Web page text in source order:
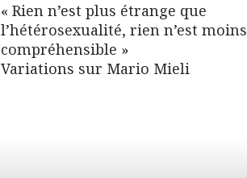
« Rien n’est plus étrange que
l’hétérosexualité, rien n’est moins
compréhensible »
Variations sur Mario Mieli